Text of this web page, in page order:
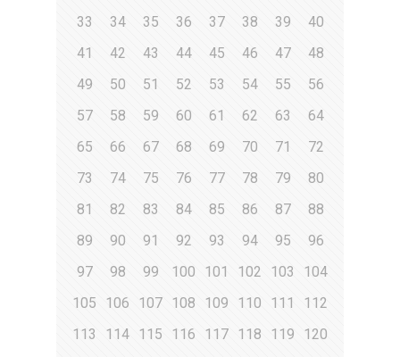
33
34 35 36 37 38 39
40
41
42 43 44 45 46 47
48
49
50 51 52 53 54 55
56
57
58 59 60 61 62 63
64
65
66 67 68 69 70 71
72
73
74 75 76 77 78 79
80
81
82 83 84 85 86 87
88
89
90 91 92 93 94 95
96
97
98 99 100 101 102 103
104
105
106 107 108 109 110 111
112
113
114 115 116 117 118 119
120